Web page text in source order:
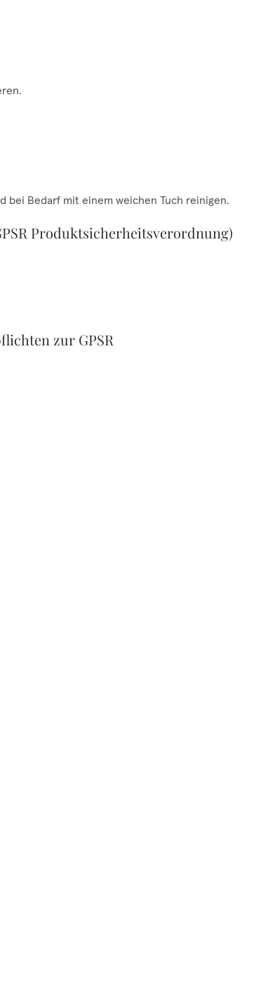
bei Bedarf mit einem weichen Tuch reinigen.
Produktsicherheitsverordnung)
zur GPSR